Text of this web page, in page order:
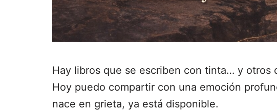
Hay libros que se escriben con tinta… y otros
Hoy puedo compartir con una emoción
nace en grieta, ya está disponible.